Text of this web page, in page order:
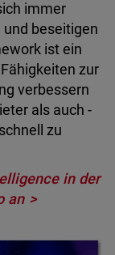
immer
beseitigen
ist ein
zur
verbessern
als auch -
zu
in der
an